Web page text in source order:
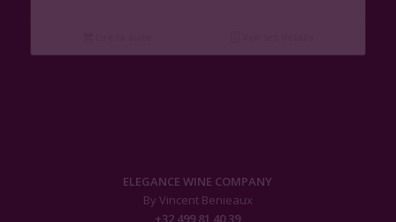
ELEGANCE WINE COMPANY
By Vincent Benieaux
+32 499 81 40 39